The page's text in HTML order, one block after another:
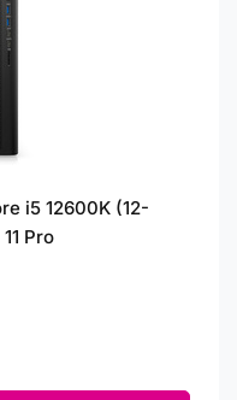
i5 12600K (12-
Pro